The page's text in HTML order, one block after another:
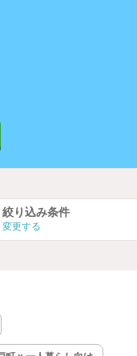
絞り込み条件
変更する